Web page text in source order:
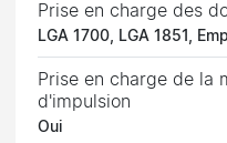
Prise en charge des
LGA 1700, LGA 1851,
Prise en charge de la
d'impulsion
Oui